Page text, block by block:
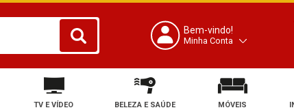
Bem-vindo!
Minha Conta
TV E VÍDEO BELEZA E SAÚDE MÓVEIS